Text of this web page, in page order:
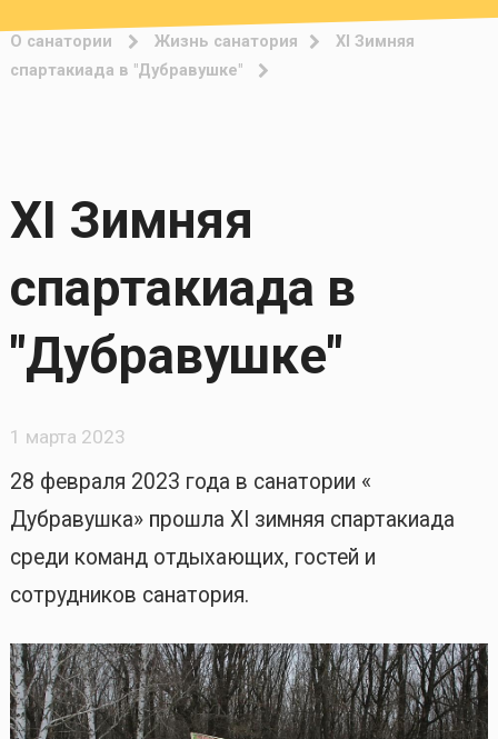
О санатории Жизнь санатория
XI Зимняя
спартакиада в "Дубравушке"
XI Зимняя
спартакиада в
"Дубравушке"
1 марта 2023
28 февраля 2023 года в санатории «
Дубравушка» прошла XI зимняя спартакиада
среди команд отдыхающих, гостей и
сотрудников санатория.